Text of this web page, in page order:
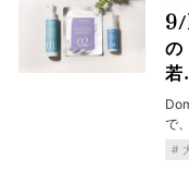
9/
の
で